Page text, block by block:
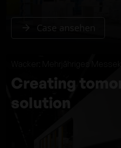
Case ansehen
Creating
solution